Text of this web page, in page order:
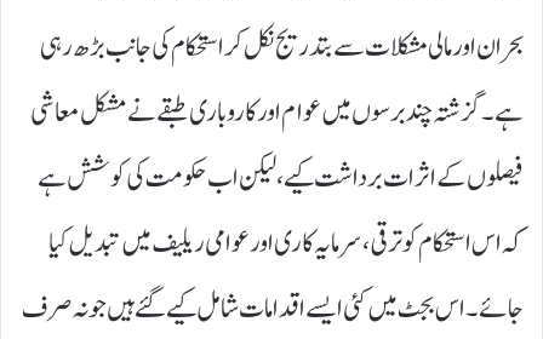
بحران اور مالی مشکلات سے بتدریج نکل کر استحکام کی جانب بڑھ رہی
ہے۔ گزشتہ چند برسوں میں عوام اور کاروباری طبقے نے مشکل معاشی
فیصلوں کے اثرات برداشت کیے، لیکن اب حکومت کی کوشش ہے
کہ اس استحکام کو ترقی، سرمایہ کاری اور عوامی ریلیف میں تبدیل کیا
جائے۔ اس بجٹ میں کئی ایسے اقدامات شامل کیے گئے ہیں جو نہ صرف